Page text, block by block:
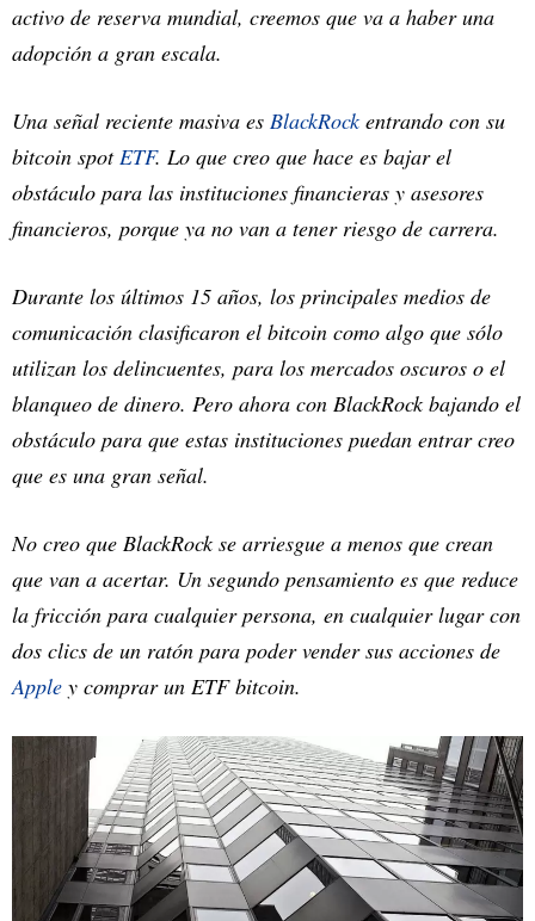
activo de reserva mundial, creemos que va a haber una
adopción a gran escala.
Una señal reciente masiva es BlackRockentrando con su
bitcoin spot ETF. Lo que creo que hace es bajar el
obstáculo para las instituciones financieras y asesores
financieros, porque ya no van a tener riesgo de carrera.
Durante los últimos 15 años, los principales medios de
comunicación clasificaron el bitcoin como algo que sólo
utilizan los delincuentes, para los mercados oscuros o el
blanqueo de dinero. Pero ahora con BlackRock bajando el
obstáculo para que estas instituciones puedan entrar creo
que es una gran señal.
No creo que BlackRock se arriesgue a menos que crean
que van a acertar. Un segundo pensamiento es que reduce
la fricción para cualquier persona, en cualquier lugar con
dos clics de un ratón para poder vender sus acciones de
Apple y comprar un ETF bitcoin.